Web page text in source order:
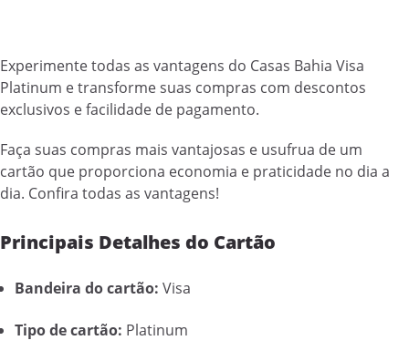
Experimente todas as vantagens do Casas Bahia Visa
Platinum e transforme suas compras com descontos
exclusivos e facilidade de pagamento.
Faça suas compras mais vantajosas e usufrua de um
cartão que proporciona economia e praticidade no dia a
dia. Confira todas as vantagens!
Principais Detalhes do Cartão
Bandeira do cartão: Visa
Tipo de cartão: Platinum